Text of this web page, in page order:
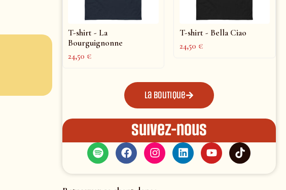
T-shirt - La
Bourguignonne
24,50€
T-shirt - Bella Ciao
24,50€
La boutique
Suivez-nous